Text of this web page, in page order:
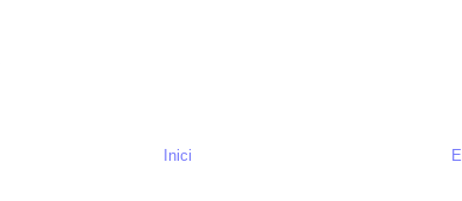
Inici